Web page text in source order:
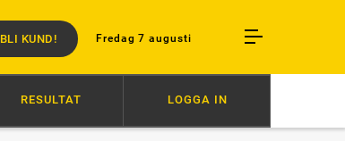
Fredag 7 augusti
BLI KUND!
20:26 HÄSTENS VÄLFÄRD ÄR INTE FÖRHANDLINGSBAR
RESULTAT LOGGA IN